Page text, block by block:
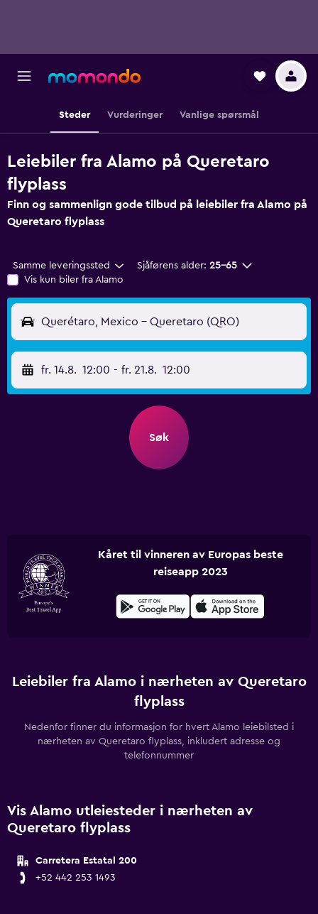
Steder Vurderinger Vanlige spørsmål
Leiebiler fra Alamo på Queretaro
flyplass
Finn og sammenlign gode tilbud på leiebiler fra Alamo på
Queretaro flyplass
Samme leveringssted Sjåførens alder: 25–65
Vis kun biler fra Alamo
Querétaro, Mexico - Queretaro (QRO)
fr. 14.8. 12:00 - fr. 21.8. 12:00
Søk
Kåret til vinneren av Europas beste
reiseapp 2023
Leiebiler fra Alamo i nærheten av Queretaro
flyplass
Nedenfor finner du informasjon for hvert Alamo leiebilsted i
nærheten av Queretaro flyplass, inkludert adresse og
telefonnummer
Vis Alamo utleiesteder i nærheten av
Queretaro flyplass
Carretera Estatal 200
+52 442 253 1493